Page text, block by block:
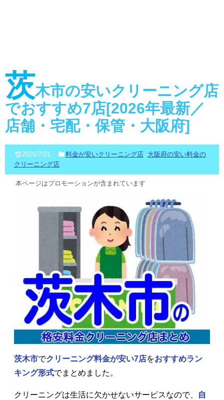
茨木市の安いクリーニング店
でおすすめ7店[2026年最新／
店舗・宅配・保管・大阪府]
2026/7/21 料金が安いクリーニング店, 大阪府の安い料金の
クリーニング店
本ページはプロモーションが含まれています
茨木市でクリーニング料金が安い7店をおすすめラン
キング形式でまとめました。
クリーニングは生活に欠かせないサービスなので、
自